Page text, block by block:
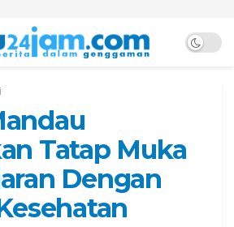
Tatap Muka
Dengan